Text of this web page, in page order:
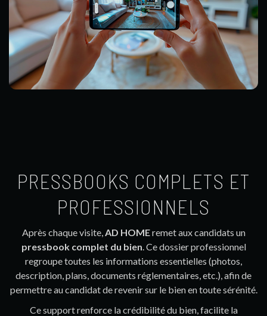
PRESSBOOKS COMPLETS ET
PROFESSIONNELS
Après chaque visite, AD HOMEremet aux candidats un
pressbook complet du bien . Ce dossier professionnel
regroupe toutes les informations essentielles (photos,
description, plans, documents réglementaires, etc.), afin de
permettre au candidat de revenir sur le bien en toute sérénité.
Ce support renforce la crédibilité du bien, facilite la